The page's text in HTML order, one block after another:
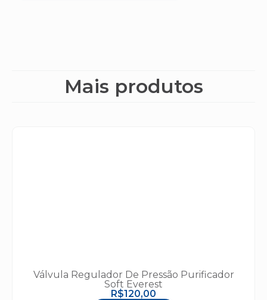
Mais produtos
Válvula Regulador De Pressão Purificador
Soft Everest
R$120,00